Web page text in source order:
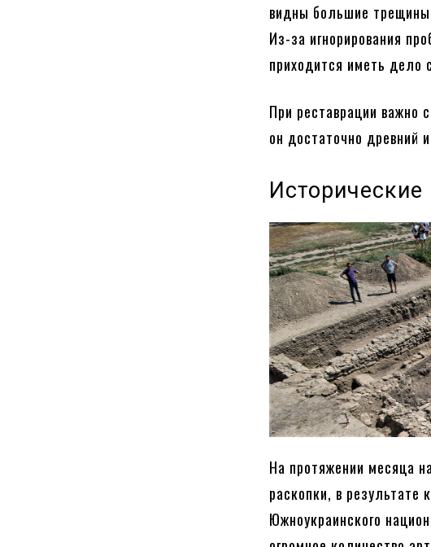
видны большие
Из-за игнорирования
приходится иметь
При реставрации важно
он достаточно древний
На протяжении месяца
раскопки, в результате
Южноукраинского